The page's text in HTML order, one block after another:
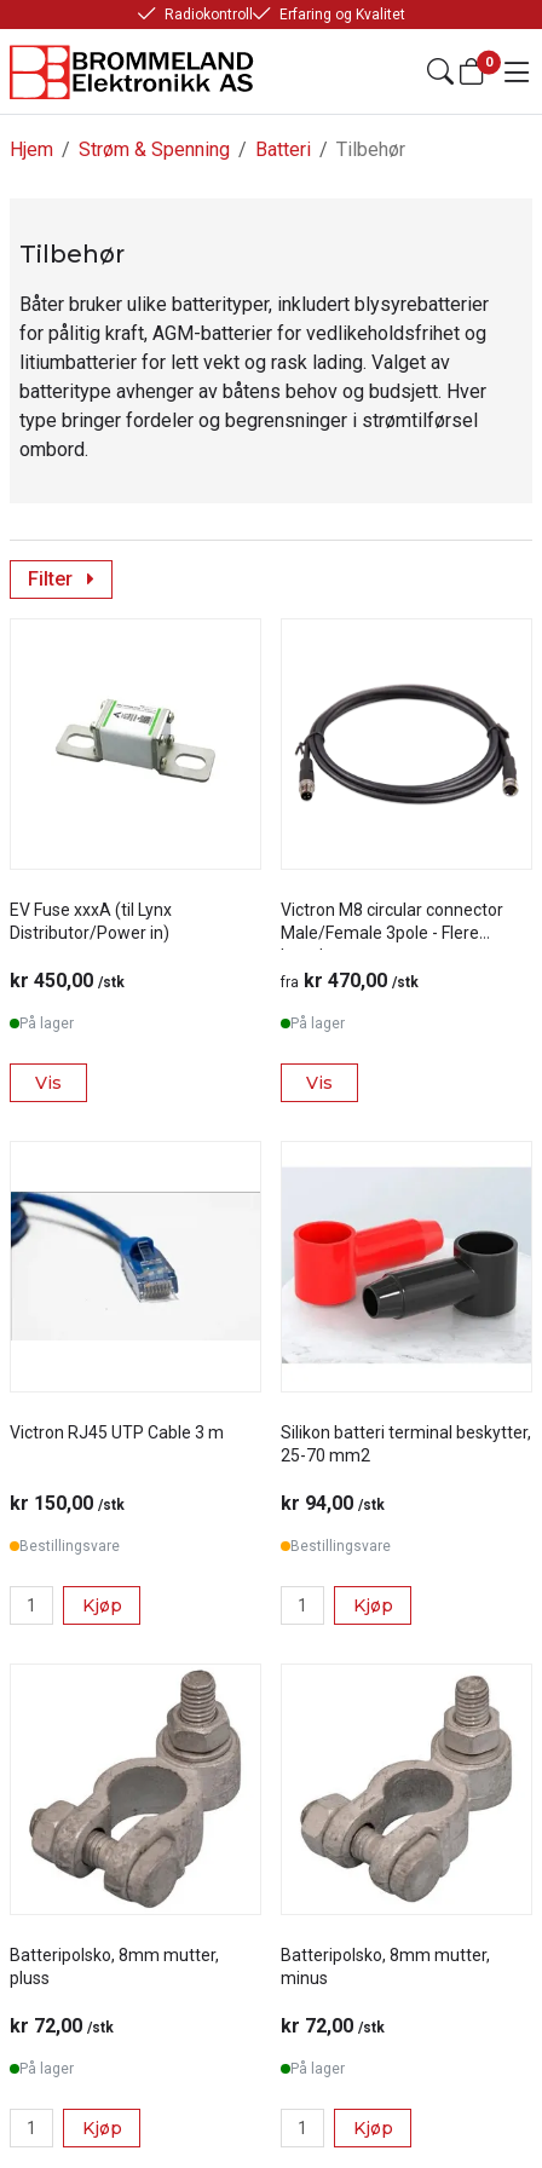
Radiokontroll Erfaring og Kvalitet
0
/
Hjem /
Strøm & Spenning /
Batteri Tilbehør
Tilbehør
Båter bruker ulike batterityper, inkludert blysyrebatterier
for pålitig kraft, AGM-batterier for vedlikeholdsfrihet og
litiumbatterier for lett vekt og rask lading. Valget av
batteritype avhenger av båtens behov og budsjett. Hver
type bringer fordeler og begrensninger i strømtilførsel
ombord.
Filter
EV Fuse xxxA (til Lynx
Distributor/Power in)
kr 450,00 /stk
På lager
Vis
Victron M8 circular connector
Male/Female 3pole - Flere
lengder
fra kr 470,00 /stk
På lager
Vis
Victron RJ45 UTP Cable 3 m
kr 150,00 /stk
Bestillingsvare
Kjøp
Silikon batteri terminal beskytter,
25-70 mm2
kr 94,00 /stk
Bestillingsvare
Kjøp
Batteripolsko, 8mm mutter,
pluss
kr 72,00 /stk
På lager
Kjøp
Batteripolsko, 8mm mutter,
minus
kr 72,00 /stk
På lager
Kjøp